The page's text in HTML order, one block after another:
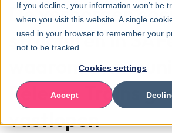
If you decline, your information won’t be
when you visit this website. A single
used in your browser to remember your
not to be tracked.
Cookies settings
Accept
De verborgen
structuren in
waarom
Release Trains
vastlopen